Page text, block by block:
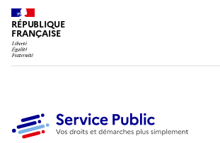
RÉPUBLIQUE
FRANÇAISE